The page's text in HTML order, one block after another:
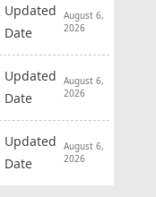
Updated
Date
August 6,
2026
Updated
Date
August 6,
2026
Updated
Date
August 6,
2026